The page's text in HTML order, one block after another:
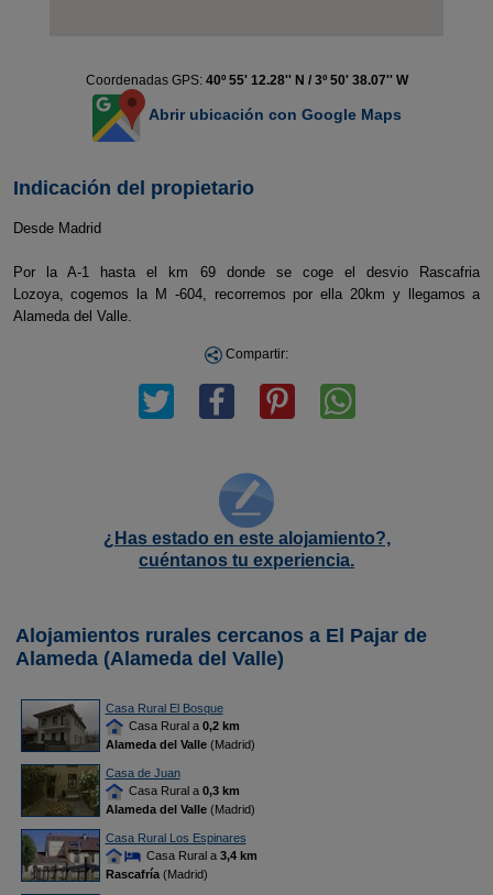
Coordenadas GPS: 40º 55' 12.28'' N / 3º 50' 38.07'' W
Abrir ubicación con Google Maps
Indicación del propietario
Desde Madrid
Por la A-1 hasta el km 69 donde se coge el desvio Rascafria
Lozoya, cogemos la M -604, recorremos por ella 20km y llegamos a
Alameda del Valle.
Compartir:
¿Has estado en este alojamiento?,
cuéntanos tu experiencia.
Alojamientos rurales cercanos a El Pajar de
Alameda (Alameda del Valle)
Casa Rural El Bosque
Casa Rural a 0,2 km
Alameda del Valle(Madrid)
Casa de Juan
Casa Rural a 0,3 km
Alameda del Valle(Madrid)
Casa Rural Los Espinares
Casa Rural a 3,4 km
Rascafría(Madrid)